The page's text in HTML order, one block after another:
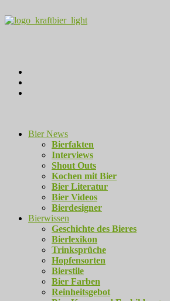
Bier News
Bierfakten
Interviews
Shout Outs
Kochen mit Bier
Bier Literatur
Bier Videos
Bierdesigner
Bierwissen
Geschichte des Bieres
Bierlexikon
Trinksprüche
Hopfensorten
Bierstile
Bier Farben
Reinheitsgebot